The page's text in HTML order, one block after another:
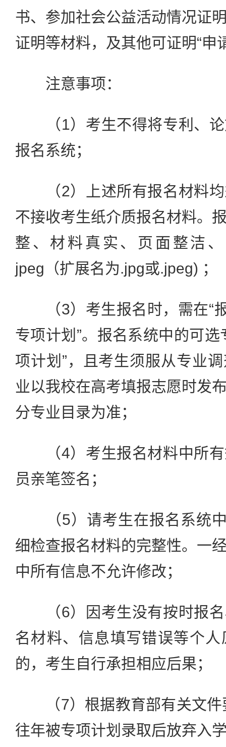
书、参加社会公益活动情况证
证明等材料，及其他可证明“申
注意事项：
（1）考生不得将专利、论
报名系统；
（2）上述所有报名材料均
不接收考生纸介质报名材料。
整、材料真实、页面整洁
jpeg（扩展名为.jpg或.jpeg) ；
（3）考生报名时，需在“报
专项计划”。报名系统中的可选
项计划”，且考生须服从专业
业以我校在高考填报志愿时发
分专业目录为准；
（4）考生报名材料中所有
员亲笔签名；
（5）请考生在报名系统中
细检查报名材料的完整性。一
中所有信息不允许修改；
（6）因考生没有按时报名
名材料、信息填写错误等个
的，考生自行承担相应后果；
（7）根据教育部有关文件
往年被专项计划录取后放弃入